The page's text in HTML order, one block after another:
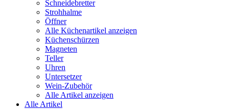
Schneidebretter
Strohhalme
Öffner
Alle Küchenartikel anzeigen
Küchenschürzen
Magneten
Teller
Uhren
Untersetzer
Wein-Zubehör
Alle Artikel anzeigen
Alle Artikel